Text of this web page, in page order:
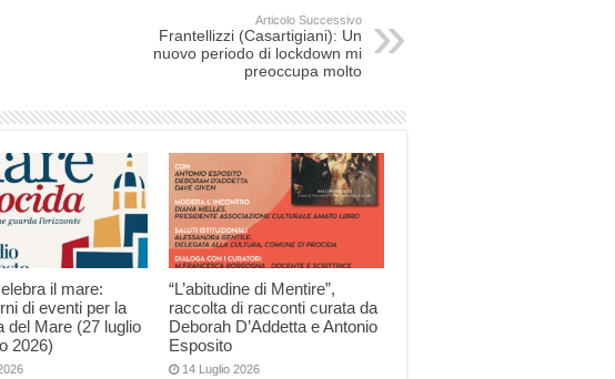
Articolo Successivo
Frantellizzi (Casartigiani): Un
nuovo periodo di lockdown mi
preoccupa molto
il mare:
di eventi per la
del Mare (27 luglio
2026)
“L’abitudine di Mentire”,
raccolta di racconti curata da
Deborah D’Addetta e Antonio
Esposito
14 Luglio 2026